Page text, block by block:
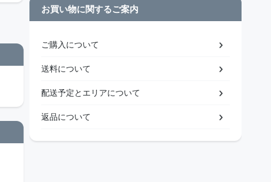
お買い物に関するご案内
ご購入について
送料について
配送予定とエリアについて
返品について